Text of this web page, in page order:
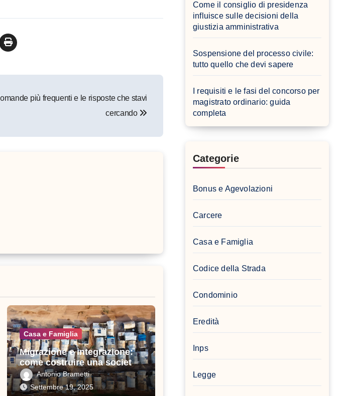
più frequenti e le risposte che stavi
cercando
Casa e Famiglia
Migrazione e integrazione:
come costruire una società
inclusiva in Italia
Antonio Brametti
Settembre 19, 2025
Come il consiglio di presidenza
influisce sulle decisioni della
giustizia amministrativa
Sospensione del processo civile:
tutto quello che devi sapere
I requisiti e le fasi del concorso per
magistrato ordinario: guida
completa
Categorie
Bonus e Agevolazioni
Carcere
Casa e Famiglia
Codice della Strada
Condominio
Eredità
Inps
Legge